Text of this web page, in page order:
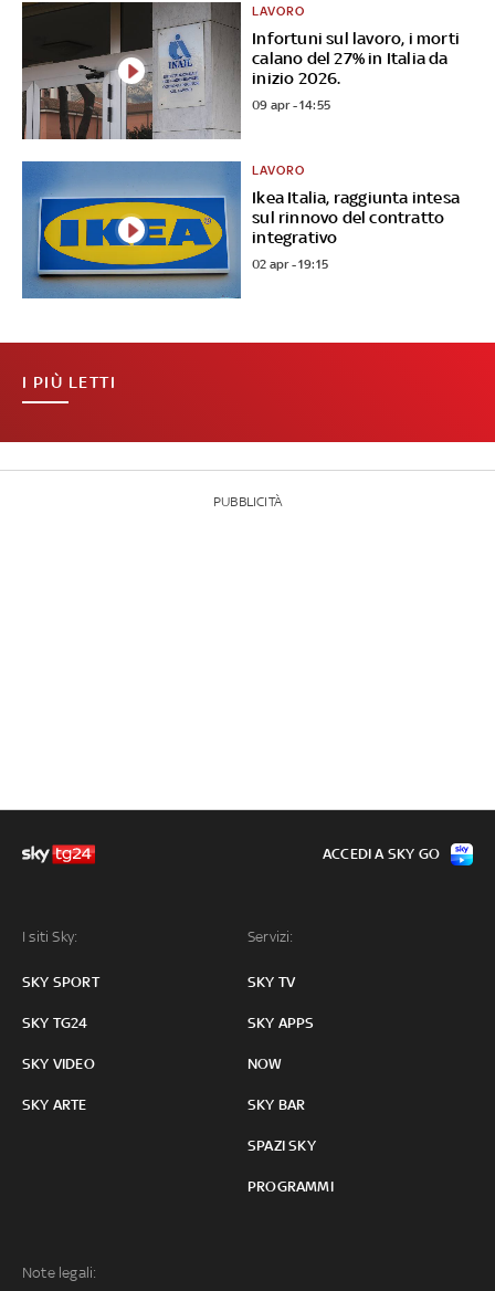
Infortuni sul lavoro, i morti
calano del 27% in Italia da
inizio 2026.
LAVORO
09 apr - 14:55
Ikea Italia, raggiunta intesa
sul rinnovo del contratto
integrativo
LAVORO
02 apr - 19:15
I PIÙ LETTI
PUBBLICITÀ
I siti Sky:
SKY SPORT
SKY TG24
SKY VIDEO
SKY ARTE
Servizi:
SKY TV
SKY APPS
NOW
SKY BAR
SPAZI SKY
PROGRAMMI
Note legali:
ACCEDI A SKY GO